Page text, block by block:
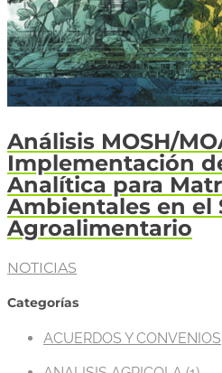
Análisis MOSH/
Implementación
Analítica para
Ambientales en el
Agroalimentario
NOTICIAS
Categorías
ACUERDOS Y CONVENIOS